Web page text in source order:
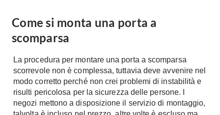
Reti Letto
Cuscini
Consigli materassi
Bagno
Arredo Bagno
Sanitari
Rivestimenti
Cotto
Resina
Parquet
Gres
Come si monta una porta a
scomparsa
La procedura per montare una porta a scomparsa
scorrevole non è complessa, tuttavia deve avvenire nel
modo corretto perché non crei problemi di instabilità e
risulti pericolosa per la sicurezza delle persone. I
negozi mettono a disposizione il servizio di montaggio,